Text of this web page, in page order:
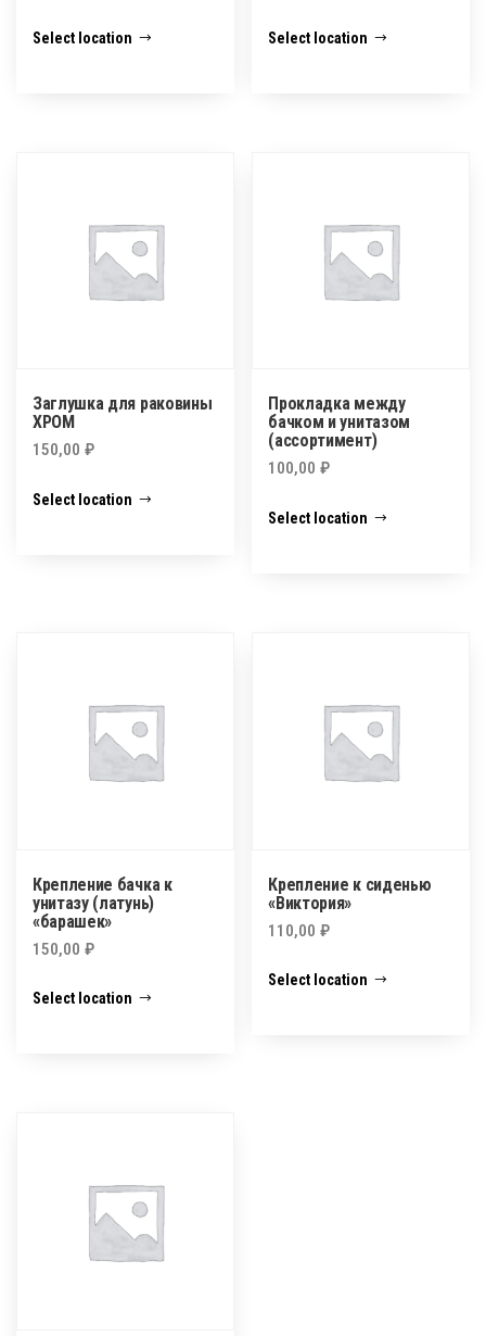
Select location Select location
Заглушка для раковины
ХРОМ
150,00 ₽
Select location
Прокладка между
бачком и унитазом
(ассортимент)
100,00₽
Select location
Крепление бачка к
унитазу (латунь)
«барашек»
150,00 ₽
Select location
Крепление к сиденью
«Виктория»
110,00₽
Select location